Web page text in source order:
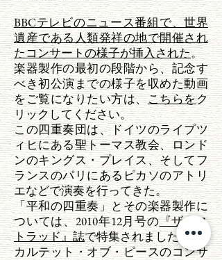
BBCテレビのニュース番組で、世界
遺産である人類発祥の地で開催され
たコンサートの様子が挿入された。
楽器製作の最初の段階から、記念す
べき初公演までの様子を収めた動画
をご覧になりたい方は、こちらをク
リックしてください。
この四重奏団は、ドイツのライプツ
ィヒにある聖トーマス教会、ロンド
ンのキングス・プレイス、そしてフ
ランスのパリにあるピカソのアトリ
エなどで演奏を行ってきた。
「平和の四重奏」とその楽器製作に
ついては、2010年12月号の『ザ・ス
トラッド』誌で特集されました。
カルテット・オブ・ピースのコンサ